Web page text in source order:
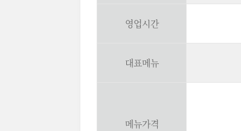
영업시간
대표메뉴
메뉴가격